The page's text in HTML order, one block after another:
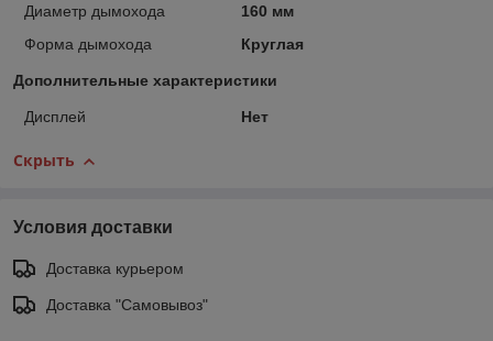
Диаметр дымохода
160 мм
Форма дымохода
Круглая
Дополнительные характеристики
Дисплей Нет
Скрыть
Условия доставки
Доставка курьером
Доставка "Самовывоз"